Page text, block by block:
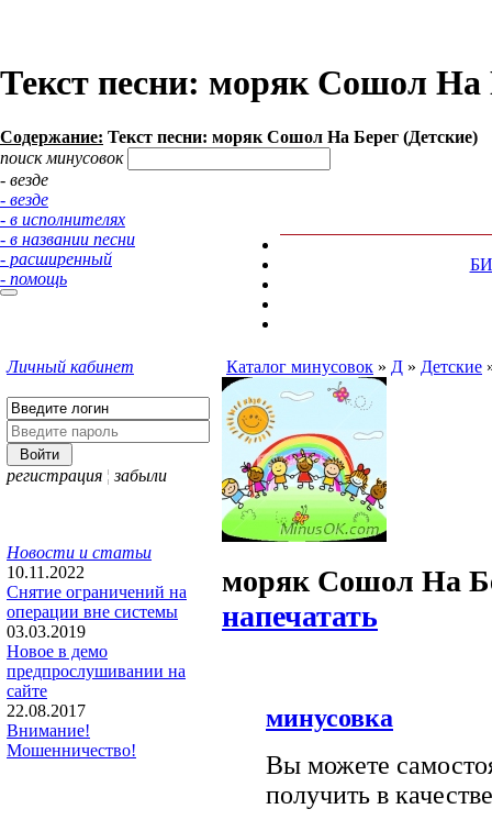
Текст песни: моряк Сошол На
Содержание: Текст песни: моряк Сошол На Берег (Детские)
поиск минусовок
- везде
- везде
- в исполнителях
- в названии песни
- расширенный
- помощь
Личный кабинет
регистрация ¦ забыли
Новости и статьи
10.11.2022
Снятие ограничений на
операции вне системы
03.03.2019
Новое в демо
предпрослушивании на
сайте
22.08.2017
Внимание!
Мошенничество!
Каталог минусовок » Д » Детские
моряк Сошол На
напечатать
минусовка
Вы можете
получить в